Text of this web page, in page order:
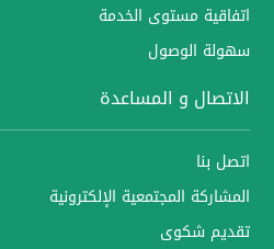
اتفاقية مستوى الخدمة
سهولة الوصول
الاتصال و المساعدة
اتصل بنا
المشاركة المجتمعية الإلكترونية
تقديم شكوى